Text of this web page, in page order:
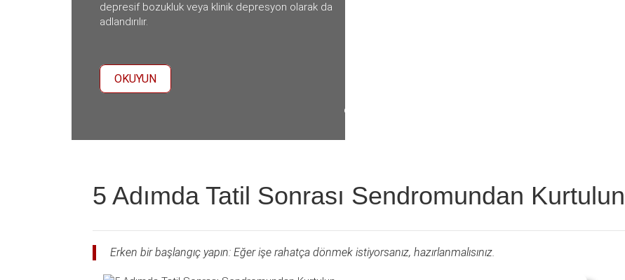
depresif bozukluk veya klinik depresyon olarak da
adlandırılır.
OKUYUN
5 Adımda Tatil Sonrası Sendromundan Kurtulun
Erken bir başlangıç yapın: Eğer işe rahatça dönmek istiyorsanız, hazırlanmalısınız.